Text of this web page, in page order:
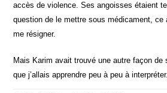
accès de violence. Ses angoisses étaient
question de le mettre sous médicament, ce
me résigner.
Mais Karim avait trouvé une autre façon de
que j’allais apprendre peu à peu à interpréter.